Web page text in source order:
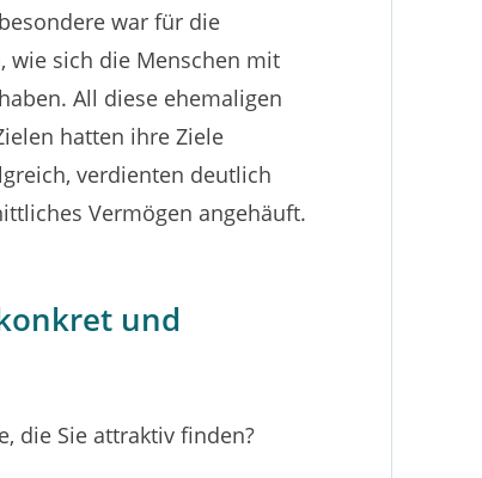
war für die
wie sich die Menschen mit
All diese ehemaligen
hatten ihre Ziele
verdienten deutlich
Vermögen angehäuft.
und
die Sie attraktiv finden?